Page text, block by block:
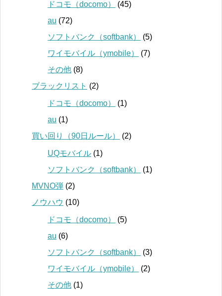
ドコモ（docomo）
(45)
au (72)
ソフトバンク（softbank）
(5)
ワイモバイル（ymobile）
(7)
その他 (8)
ブラックリスト (2)
ドコモ（docomo）
(1)
au (1)
買い回り（90日ルール）
(2)
UQモバイル (1)
ソフトバンク（softbank）
(1)
MVNO弾 (2)
ノウハウ (10)
ドコモ（docomo）
(5)
au (6)
ソフトバンク（softbank）
(3)
ワイモバイル（ymobile）
(2)
その他 (1)